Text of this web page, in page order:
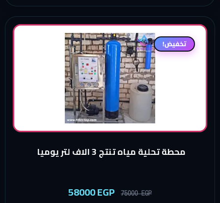
تخفيض!
محطة تحلية مياه تنتج 3 الاف لتر يوميا
75000EGP
58000EGP